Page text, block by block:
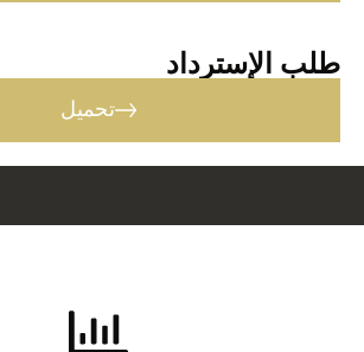
طلب الإسترداد
تحميل